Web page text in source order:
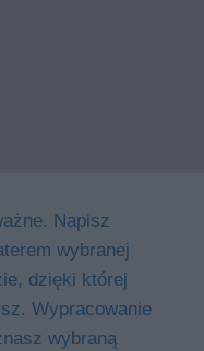
Napisz
wybranej
dzięki której
Wypracowanie
wybraną